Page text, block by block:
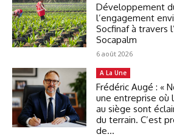
Développement
l’engagement
Socfinaf à travers
Socapalm
6 août 2026
A La Une
Frédéric Augé : «
une entreprise où
au siège sont
du terrain. C’est
de...